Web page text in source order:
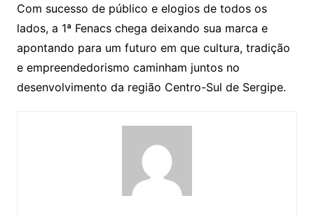
Com sucesso de público e elogios de todos os
lados, a 1ª Fenacs chega deixando sua marca e
apontando para um futuro em que cultura, tradição
e empreendedorismo caminham juntos no
desenvolvimento da região Centro-Sul de Sergipe.